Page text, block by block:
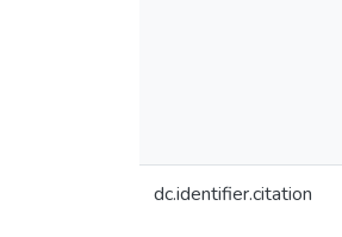
dc.identifier.citation